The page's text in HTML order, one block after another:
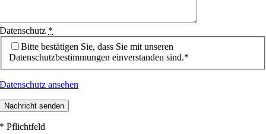
Datenschutz *
Bitte bestätigen Sie, dass Sie mit unseren
Datenschutzbestimmungen einverstanden sind.*
Datenschutz ansehen
Nachricht senden
* Pflichtfeld